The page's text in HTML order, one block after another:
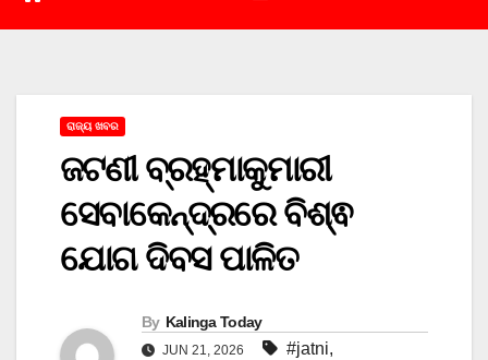
ରାଜ୍ୟ ଖବର
ଜଟଣୀ ବ୍ରହ୍ମାକୁମାରୀ
ସେବାକେନ୍ଦ୍ରରେ ବିଶ୍ଵ
ଯୋଗ ଦିବସ ପାଳିତ
By Kalinga Today
JUN 21, 2026 #jatni,